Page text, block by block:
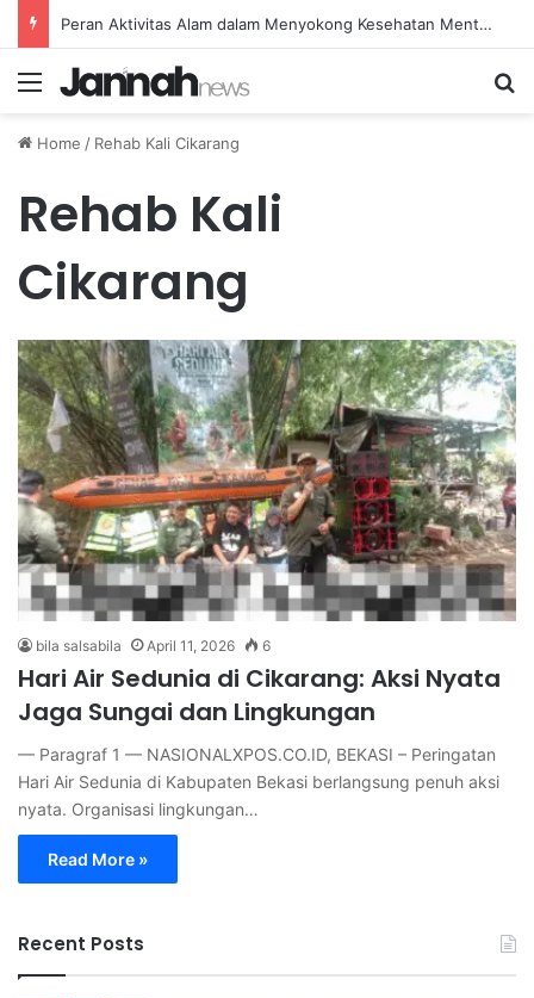
Peran Aktivitas Alam dalam Menyokong Kesehatan Mental dan Menenangkan Pikiran di Masa Sulit
Menu
Home / Rehab Kali Cikarang
Rehab Kali
Cikarang
bila salsabila April 11, 2026 6
Hari Air Sedunia di Cikarang: Aksi Nyata
Jaga Sungai dan Lingkungan
— Paragraf 1 — NASIONALXPOS.CO.ID, BEKASI – Peringatan
Hari Air Sedunia di Kabupaten Bekasi berlangsung penuh aksi
nyata. Organisasi lingkungan…
Read More »
Recent Posts